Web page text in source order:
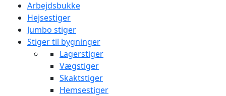
Arbejdsbukke
Hejsestiger
Jumbo stiger
Stiger til bygninger
Lagerstiger
Vægstiger
Skaktstiger
Hemsestiger